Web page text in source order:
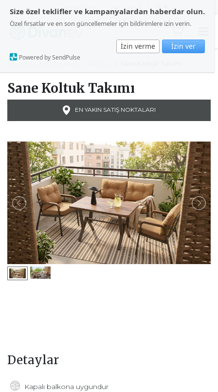
Size özel teklifler ve kampanyalardan haberdar olun.
Özel fırsatlar ve en son güncellemeler için bildirimlere izin verin.
İzin verme İzin ver
Powered by SendPulse
Sane Koltuk Takımı
EN YAKIN SATIŞ NOKTALARI
Detaylar
Kapalı balkona uygundur